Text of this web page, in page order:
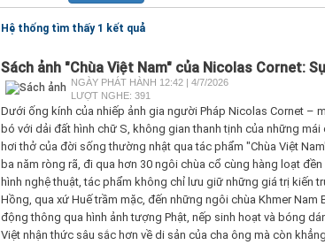
Hệ thống tìm thấy 1 kết quả
Sách ảnh "Chùa Việt Nam" của Nicolas Cornet:
NGÀY PHÁT HÀNH 12:42 | 4/7/2026
LƯỢT NGHE: 391
Dưới ống kính của nhiếp ảnh gia người Pháp Nicolas Cornet –
bó với dải đất hình chữ S, không gian thanh tịnh của những
hơi thở của đời sống thường nhật qua tác phẩm "Chùa Việt
ba năm ròng rã, đi qua hơn 30 ngôi chùa cổ cùng hàng loạt
hình nghệ thuật, tác phẩm không chỉ lưu giữ những giá trị kiến
Hồng, qua xứ Huế trầm mặc, đến những ngôi chùa Khmer
động thông qua hình ảnh tượng Phật, nếp sinh hoạt và bóng
Việt nhận thức sâu sắc hơn về di sản của cha ông mà còn